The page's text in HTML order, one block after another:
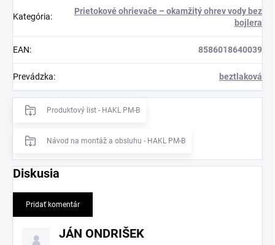
Kategória:
Prietokové ohrievače – okamžitý ohrev vody bez
bojlera
EAN: 8586018640039
Prevádzka: beztlaková
Produktový list - HAKL PM-B
Návod na montáž a obsluhu - HAKL PM-B
Diskusia
Pridať komentár
JÁN ONDRIŠEK